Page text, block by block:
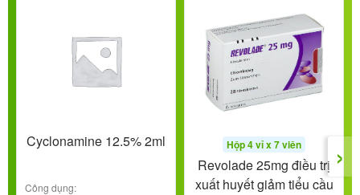
Cyclonamine 12.5% 2ml
Công dụng:
Hộp 4 vỉ x 7 viên
Revolade 25mg điều trị
xuất huyết giảm tiểu cầu
›